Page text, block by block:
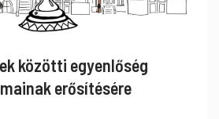
közötti egyenlőség
erősítésére